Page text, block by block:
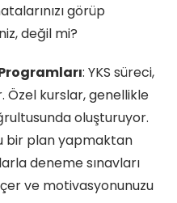
görüp
değil mi?
: YKS süreci,
Özel kurslar, genellikle
oluşturuyor.
bir plan yapmaktan
deneme sınavları
ve motivasyonunuzu